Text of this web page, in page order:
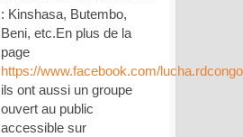
: Kinshasa, Butembo,
Beni, etc.En plus de la
page
https://www.facebook.com/lucha.rdcongo
ils ont aussi un groupe
ouvert au public
accessible sur